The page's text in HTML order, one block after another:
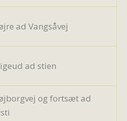
ad Vangsåvej
ad stien
og fortsæt ad